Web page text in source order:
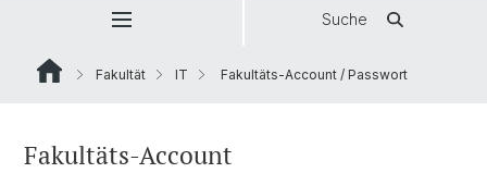
Suche
Fakultät IT Fakultäts-Account / Passwort
Fakultäts-Account